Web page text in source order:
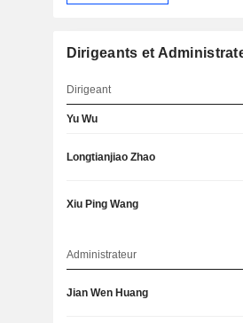
Dirigeants et
Dirigeant
Yu Wu
Longtianjiao Zhao
Xiu Ping Wang
Administrateur
Jian Wen Huang